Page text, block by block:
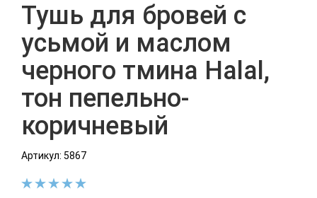
Тушь для бровей с
усьмой и маслом
черного тмина Halal,
тон пепельно-
коричневый
Артикул: 5867